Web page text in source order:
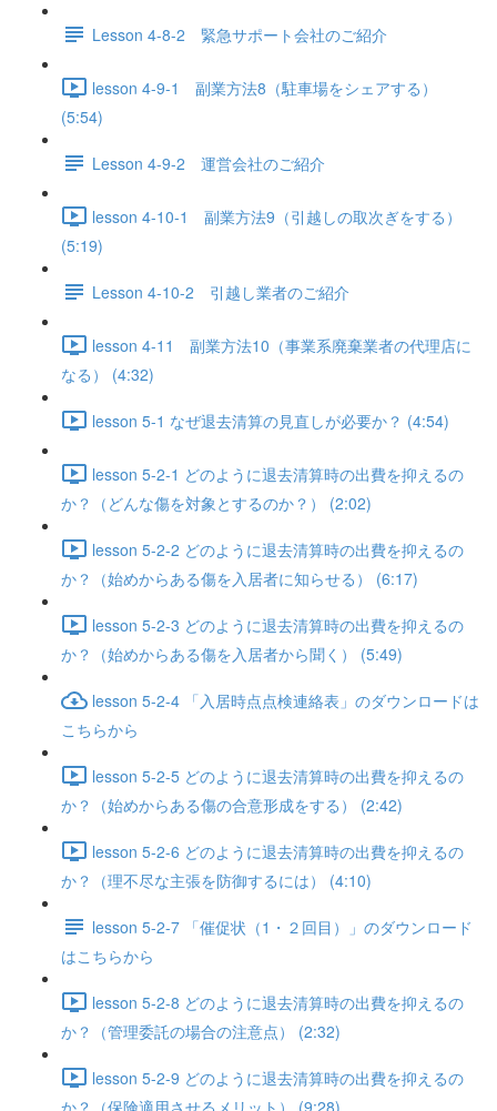
Lesson 4-8-2 緊急サポート会社のご紹介
lesson 4-9-1 副業方法8（駐車場をシェアする）
(5:54)
Lesson 4-9-2 運営会社のご紹介
lesson 4-10-1 副業方法9（引越しの取次ぎをする）
(5:19)
Lesson 4-10-2 引越し業者のご紹介
lesson 4-11 副業方法10（事業系廃棄業者の代理店に
なる） (4:32)
lesson 5-1 なぜ退去清算の見直しが必要か？ (4:54)
lesson 5-2-1 どのように退去清算時の出費を抑えるの
か？（どんな傷を対象とするのか？） (2:02)
lesson 5-2-2 どのように退去清算時の出費を抑えるの
か？（始めからある傷を入居者に知らせる） (6:17)
lesson 5-2-3 どのように退去清算時の出費を抑えるの
か？（始めからある傷を入居者から聞く） (5:49)
lesson 5-2-4 「入居時点点検連絡表」のダウンロードは
こちらから
lesson 5-2-5 どのように退去清算時の出費を抑えるの
か？（始めからある傷の合意形成をする） (2:42)
lesson 5-2-6 どのように退去清算時の出費を抑えるの
か？（理不尽な主張を防御するには） (4:10)
lesson 5-2-7 「催促状（1・２回目）」のダウンロード
はこちらから
lesson 5-2-8 どのように退去清算時の出費を抑えるの
か？（管理委託の場合の注意点） (2:32)
lesson 5-2-9 どのように退去清算時の出費を抑えるの
か？（保険適用させるメリット） (9:28)